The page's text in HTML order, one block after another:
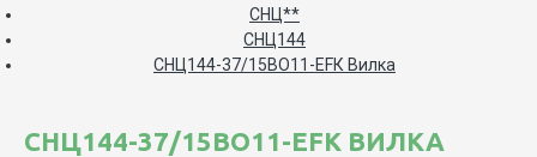
СНЦ**
СНЦ144
СНЦ144-37/15ВО11-EFК Вилка
СНЦ144-37/15ВО11-EFК ВИЛКА